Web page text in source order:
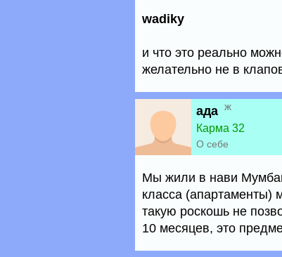
wadiky
и что это реально
желательно не в
ада ж
Карма 32
О себе
Мы жили в нави
класса (апартаменты)
такую роскошь не
10 месяцев, это